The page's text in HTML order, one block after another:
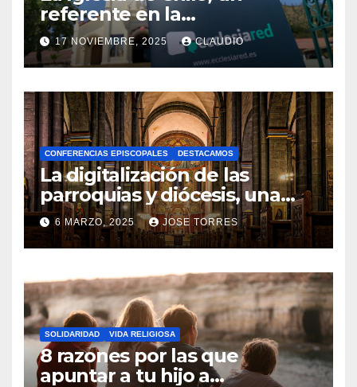
referente en la
transformación digital
gracias a Ecclesiared
17 NOVIEMBRE, 2025 CLAUDIO
N
O
H
A
Y
C
O
M
N
T
A
R
I
CONFERENCIAS EPISCOPALES DESTACAMOS
La digitalización de las
parroquias y diócesis, una
realidad ya para el futuro de
la Iglesia
6 MARZO, 2025 JOSE TORRES
N
O
H
A
Y
SOLIDARIDAD VIDA RELIGIOSA
8 razones por las que
apuntar a tu hijo a